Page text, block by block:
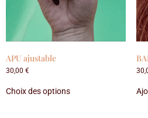
APU ajustable
30,00 €
Choix des options